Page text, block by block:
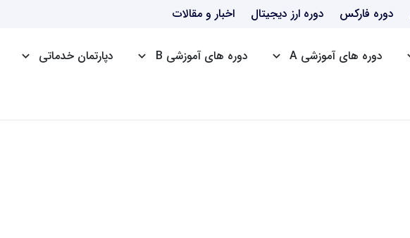
دوره فارکس دوره ارز دیجیتال اخبار و مقالات
دوره های آموزشی A دوره های آموزشی B دپارتمان خدماتی